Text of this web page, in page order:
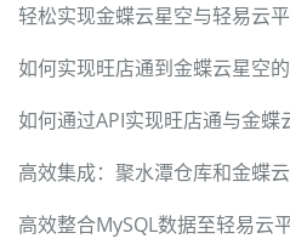
轻松实现金蝶云星空与轻易云
如何实现旺店通到金蝶云星空
高效集成：聚水潭仓库和金蝶
高效整合MySQL数据至轻易云